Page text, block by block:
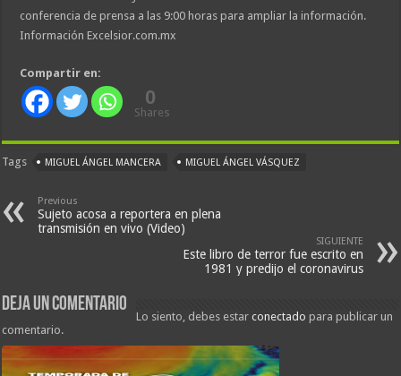
conferencia de prensa a las 9:00 horas para ampliar la información.
Información Excelsior.com.mx
Compartir en:
0
Shares
Tags MIGUEL ÁNGEL MANCERA MIGUEL ÁNGEL VÁSQUEZ
Previous
Sujeto acosa a reportera en plena
transmisión en vivo (Video)
SIGUIENTE
Este libro de terror fue escrito en
1981 y predijo el coronavirus
Deja un comentario
Lo siento, debes estarconectado para publicar un
comentario.